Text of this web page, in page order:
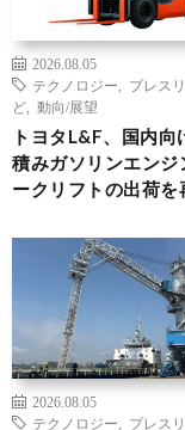
2026.08.05
テクノロジー
プレス
ど
動向/展望
トヨタL&F、国内
積みガソリンエンジ
ークリフトの出荷を
2026.08.05
テクノロジー
プレス